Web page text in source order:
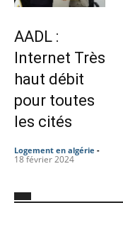
AADL :
Internet Très
haut débit
pour toutes
les cités
Logement en algérie -
18 février 2024